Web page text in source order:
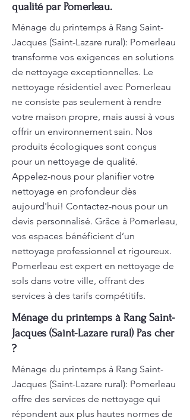
qualité par Pomerleau.
Ménage du printemps à Rang Saint-
Jacques (Saint-Lazare rural): Pomerleau
transforme vos exigences en solutions
de nettoyage exceptionnelles. Le
nettoyage résidentiel avec Pomerleau
ne consiste pas seulement à rendre
votre maison propre, mais aussi à vous
offrir un environnement sain. Nos
produits écologiques sont conçus
pour un nettoyage de qualité.
Appelez-nous pour planifier votre
nettoyage en profondeur dès
aujourd'hui! Contactez-nous pour un
devis personnalisé. Grâce à Pomerleau,
vos espaces bénéficient d’un
nettoyage professionnel et rigoureux.
Pomerleau est expert en nettoyage de
sols dans votre ville, offrant des
services à des tarifs compétitifs.
Ménage du printemps à Rang Saint-
Jacques (Saint-Lazare rural) Pas cher
?
Ménage du printemps à Rang Saint-
Jacques (Saint-Lazare rural): Pomerleau
offre des services de nettoyage qui
répondent aux plus hautes normes de